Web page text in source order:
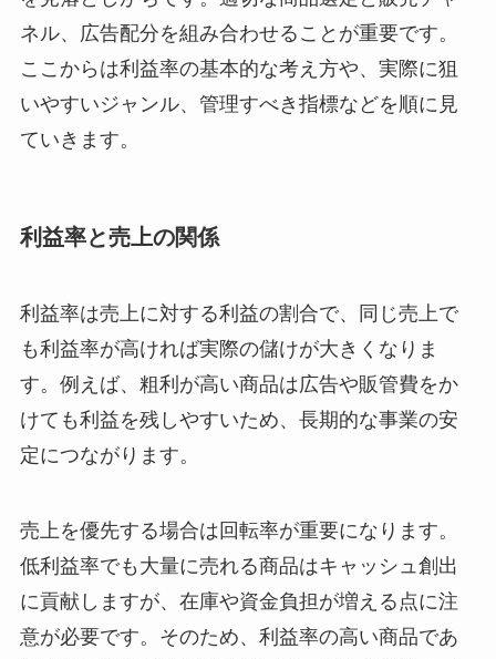
ネル、広告配分を組み合わせることが重要です。
ここからは利益率の基本的な考え方や、実際に狙
いやすいジャンル、管理すべき指標などを順に見
ていきます。
利益率と売上の関係
利益率は売上に対する利益の割合で、同じ売上で
も利益率が高ければ実際の儲けが大きくなりま
す。例えば、粗利が高い商品は広告や販管費をか
けても利益を残しやすいため、長期的な事業の安
定につながります。
売上を優先する場合は回転率が重要になります。
低利益率でも大量に売れる商品はキャッシュ創出
に貢献しますが、在庫や資金負担が増える点に注
意が必要です。そのため、利益率の高い商品であ